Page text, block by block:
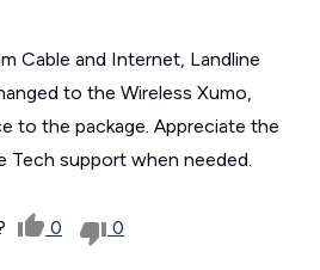
Cable and Internet, Landline
to the Wireless Xumo,
to the package. Appreciate the
Tech support when needed.
0 0